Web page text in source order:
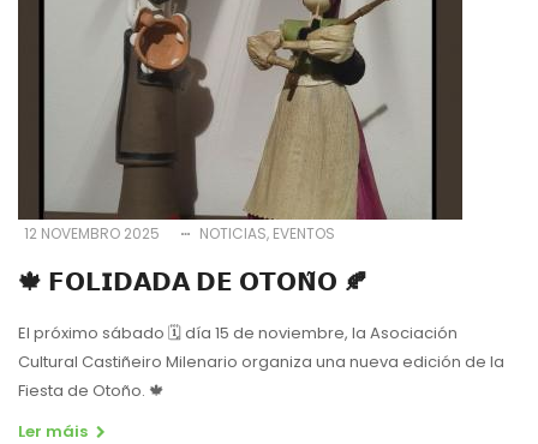
12 NOVEMBRO 2025 NOTICIAS EVENTOS
🍁 𝗙𝗢𝗟𝗜𝗗𝗔𝗗𝗔 𝗗𝗘 𝗢𝗧𝗢𝗡̃𝗢 🍂
El próximo sábado 🗓 día 15 de noviembre, la Asociación
Cultural Castiñeiro Milenario organiza una nueva edición de la
Fiesta de Otoño. 🍁
Ler máis